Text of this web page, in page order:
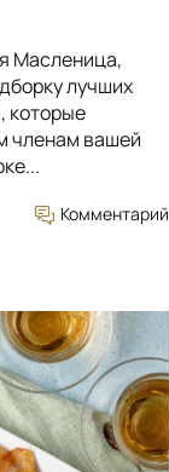
Масленица,
лучших
которые
членам вашей
Комментарий